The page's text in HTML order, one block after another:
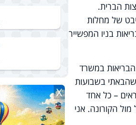
הברית.
של מחלות
בניו המפשייר
הבריאות במשרד
בשבועות
– כל אחד
הקורונה. אני
X